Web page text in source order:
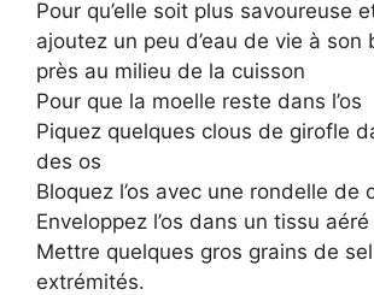
Pour qu’elle soit plus savoureuse
ajoutez un peu d’eau de vie à son
près au milieu de la cuisson
Pour que la moelle reste dans l’os
Piquez quelques clous de girofle
des os
Bloquez l’os avec une rondelle de
Enveloppez l’os dans un tissu aéré
Mettre quelques gros grains de
extrémités.